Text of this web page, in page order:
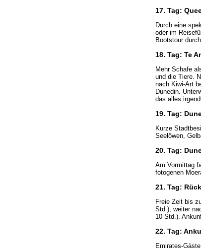
17. Tag:
Durch eine
oder im
Bootstour
18. Tag: Te
Mehr Schafe
und die Tiere.
nach Kiwi-Art
Dunedin.
das alles
19. Tag:
Kurze
Seelöwen,
20. Tag:
Am Vormittag
fotogenen
21. Tag:
Freie Zeit bis
Std.), weiter
10 Std.).
22. Tag:
Emirates-